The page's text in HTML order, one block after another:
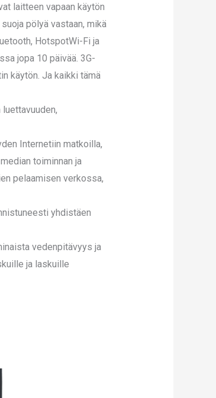
laitteen vapaan käytön
pölyä vastaan, mikä
HotspotWi-Fi ja
jopa 10 päivää. 3G-
käytön. Ja kaikki tämä
Internetiin matkoilla,
toiminnan ja
pelaamisen verkossa,
yhdistäen
vedenpitävyys ja
ja laskuille